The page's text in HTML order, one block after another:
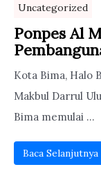
Uncategorized
Ponpes Al
Kota Bima, Halo
Makbul Darrul
Bima memulai ...
Baca Selanjutnya